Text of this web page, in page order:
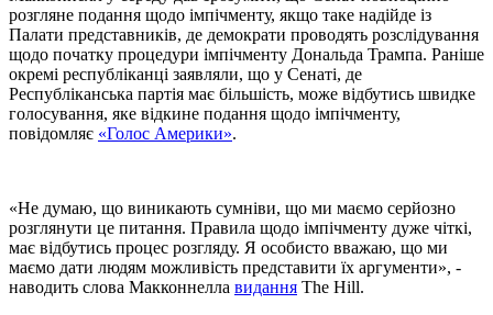
розгляне подання щодо імпічменту, якщо таке надійде із
Палати представників, де демократи проводять розслідування
щодо початку процедури імпічменту Дональда Трампа. Раніше
окремі республіканці заявляли, що у Сенаті, де
Республіканська партія має більшість, може відбутись швидке
голосування, яке відкине подання щодо імпічменту,
повідомляє «Голос Америки».
«Не думаю, що виникають сумніви, що ми маємо серйозно
розглянути це питання. Правила щодо імпічменту дуже чіткі,
має відбутись процес розгляду. Я особисто вважаю, що ми
маємо дати людям можливість представити їх аргументи», -
наводить слова Макконнелла видання The Hill.